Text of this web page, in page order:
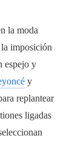
la moda
imposición
espejo y
y
replantear
ligadas